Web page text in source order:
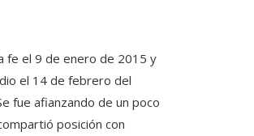
fe el 9 de enero de 2015 y
el 14 de febrero del
fue afianzando de un poco
posición con